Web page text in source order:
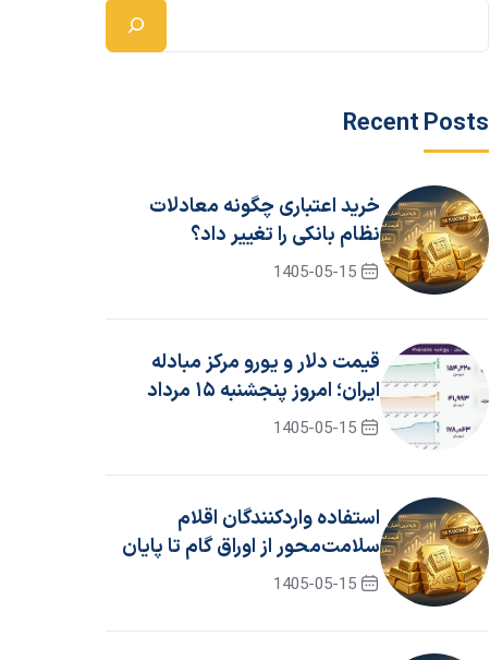
Recent Posts
خرید اعتباری چگونه معادلات
نظام بانکی را تغییر داد؟
1405-05-15
قیمت دلار و یورو مرکز مبادله
ایران؛ امروز پنجشنبه ۱۵ مرداد
۱۴۰۵1405-05-15
استفاده واردکنندگان اقلام
سلامت‌محور از اوراق گام تا پایان
سال ۱۴۰۵ تمدید شد1405-05-15